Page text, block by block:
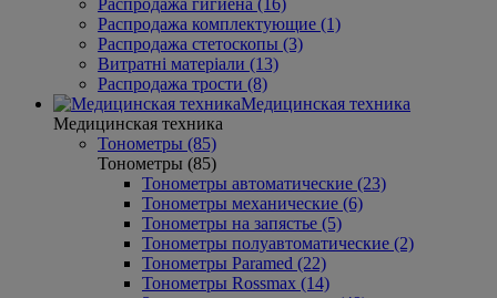
Распродажа гигиена (16)
Распродажа комплектующие (1)
Распродажа стетоскопы (3)
Витратні матеріали (13)
Распродажа трости (8)
Медицинская техника
Медицинская техника
Тонометры (85)
Тонометры (85)
Тонометры автоматические (23)
Тонометры механические (6)
Тонометры на запястье (5)
Тонометры полуавтоматические (2)
Тонометры Paramed (22)
Тонометры Rossmax (14)